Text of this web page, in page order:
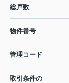
総戸数
物件番号
管理コード
取引条件の